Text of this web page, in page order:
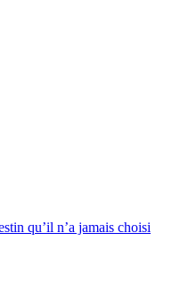
qu’il n’a jamais choisi